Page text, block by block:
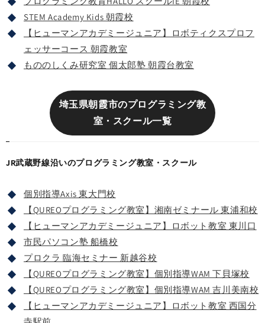
STEM Academy Kids 朝霞校
【ヒューマンアカデミージュニア】ロボティクスプロフ
ェッサーコース 朝霞教室
もののしくみ研究室 個太郎塾 朝霞台教室
埼玉県朝霞市のプログラミング教
室・スクール一覧
JR武蔵野線沿いのプログラミング教室・スクール
個別指導Axis 東大門校
【QUREOプログラミング教室】湘南ゼミナール 東浦和校
【ヒューマンアカデミージュニア】ロボット教室 東川口
市民パソコン塾 船橋校
プロクラ 臨海セミナー 新越谷校
【QUREOプログラミング教室】個別指導WAM 下貝塚校
【QUREOプログラミング教室】個別指導WAM 吉川美南校
【ヒューマンアカデミージュニア】ロボット教室 西国分